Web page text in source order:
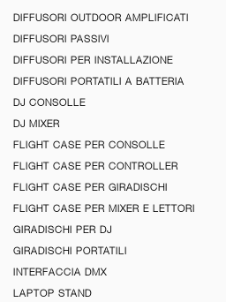
DIFFUSORI OUTDOOR AMPLIFICATI
DIFFUSORI PASSIVI
DIFFUSORI PER INSTALLAZIONE
DIFFUSORI PORTATILI A BATTERIA
DJ CONSOLLE
DJ MIXER
FLIGHT CASE PER CONSOLLE
FLIGHT CASE PER CONTROLLER
FLIGHT CASE PER GIRADISCHI
FLIGHT CASE PER MIXER E LETTORI
GIRADISCHI PER DJ
GIRADISCHI PORTATILI
INTERFACCIA DMX
LAPTOP STAND